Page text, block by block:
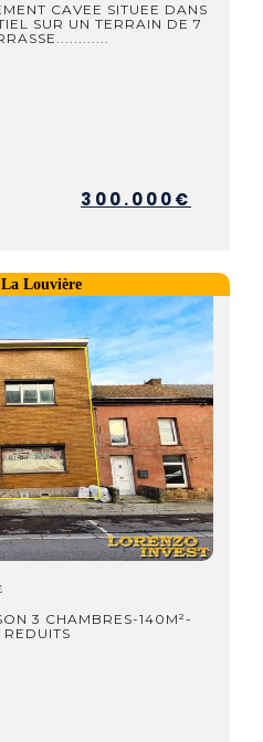
CAVEE SITUEE DANS
SUR UN TERRAIN DE 7
300.000€
La Louvière
3 CHAMBRES-140M²-